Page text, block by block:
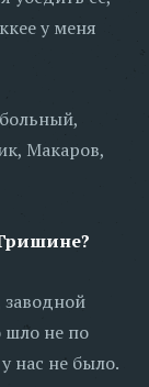
у меня
Макаров,
шло не по
нас не было.